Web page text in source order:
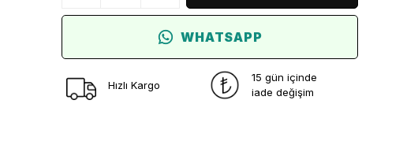
WHATSAPP
Hızlı Kargo
15 gün içinde
iade değişim